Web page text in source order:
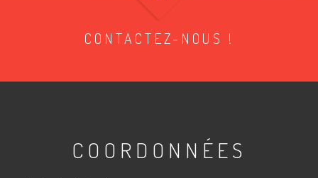
CONTACTEZ-NOUS !
COORDONNÉES